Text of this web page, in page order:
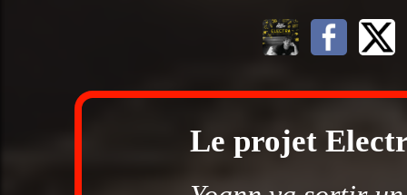
Le projet